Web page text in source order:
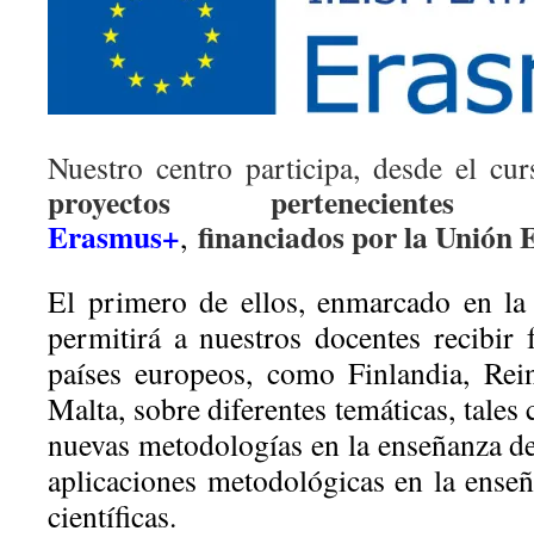
Nuestro centro participa, desde el
proyectos
Erasmus+, financiados por la Unión
El primero de ellos, enmarcado en
permitirá a nuestros docentes recibir
países europeos, como Finlandia,
Malta, sobre diferentes temáticas,
nuevas metodologías en la enseñanza
aplicaciones metodológicas en la
científicas.